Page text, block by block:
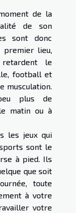
de la
de son
sont donc
premier lieu,
le
football et
musculation.
plus de
matin ou à
les jeux qui
sont le
à pied. Ils
que soit
toute
à votre
votre